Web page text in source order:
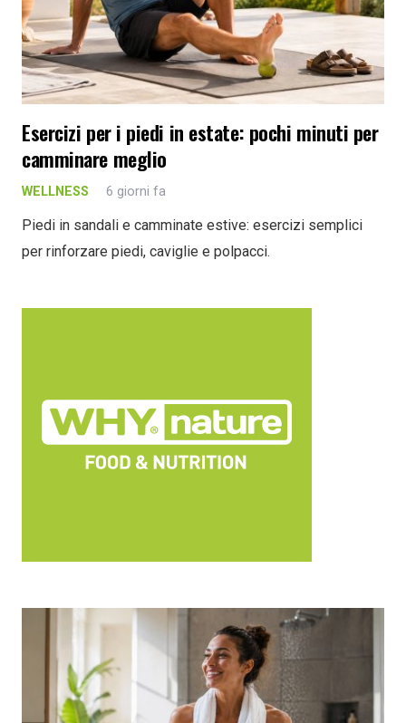
Esercizi per i piedi in estate: pochi minuti per
camminare meglio
WELLNESS 6 giorni fa
Piedi in sandali e camminate estive: esercizi semplici
per rinforzare piedi, caviglie e polpacci.